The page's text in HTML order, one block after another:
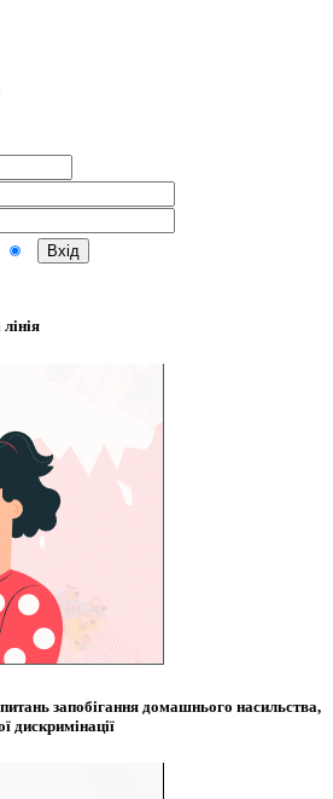
запобігання домашнього насильства,
дискримінації